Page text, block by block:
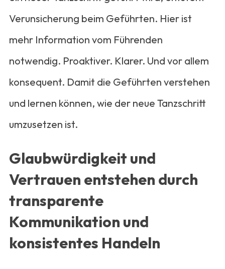
Verunsicherung beim Geführten. Hier ist
mehr Information vom Führenden
notwendig. Proaktiver. Klarer. Und vor allem
konsequent. Damit die Geführten verstehen
und lernen können, wie der neue Tanzschritt
umzusetzen ist.
Glaubwürdigkeit und
Vertrauen entstehen durch
transparente
Kommunikation und
konsistentes Handeln